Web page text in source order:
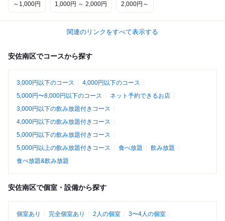
～1,000円 1,000円 ～ 2,000円 2,000円～
関連のリンクをすべて表示する
安佐南区でコースから探す
3,000円以下のコース
4,000円以下のコース
5,000円〜8,000円以下のコース
ネット予約できるお店
3,000円以下の飲み放題付きコース
4,000円以下の飲み放題付きコース
5,000円以下の飲み放題付きコース
5,000円以上の飲み放題付きコース
食べ放題
飲み放題
食べ放題&飲み放題
安佐南区で個室・設備から探す
個室あり 完全個室あり 2人の個室
3〜4人の個室